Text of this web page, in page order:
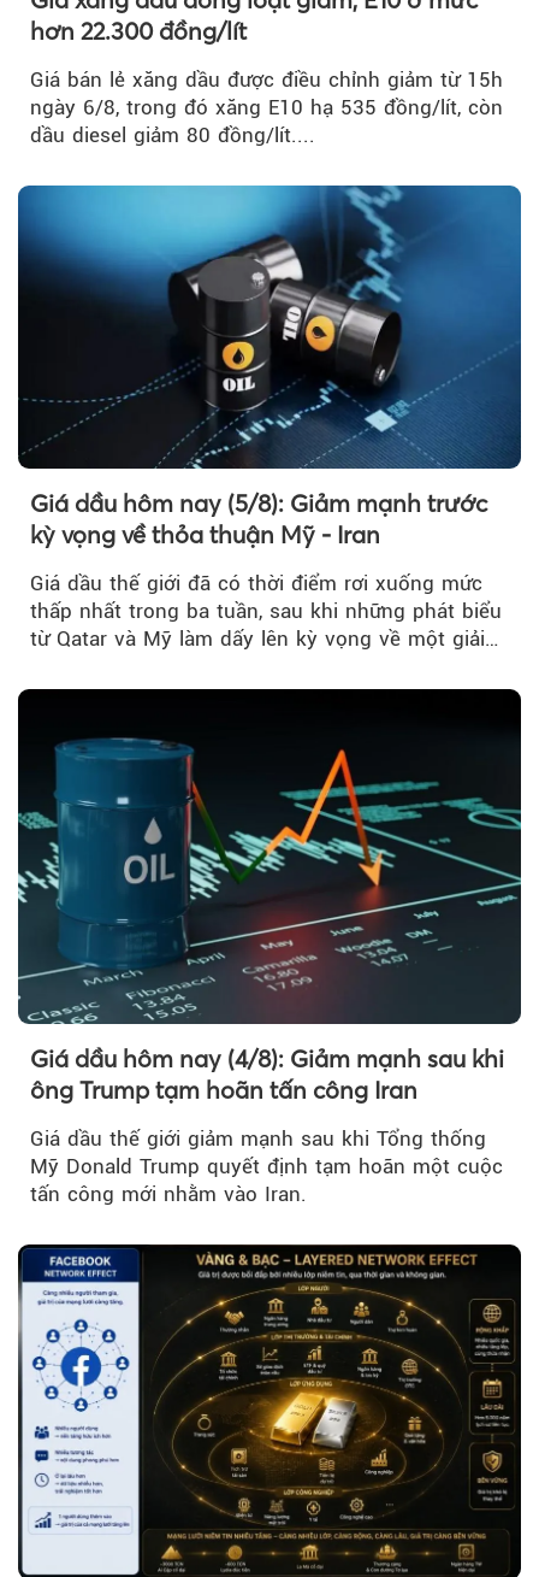
hơn 22.300 đồng/lít
Giá bán lẻ xăng dầu được điều chỉnh giảm từ 15h
ngày 6/8, trong đó xăng E10 hạ 535 đồng/lít, còn
dầu diesel giảm 80 đồng/lít....
Giá dầu hôm nay (5/8): Giảm mạnh trước
kỳ vọng về thỏa thuận Mỹ - Iran
Giá dầu thế giới đã có thời điểm rơi xuống mức
thấp nhất trong ba tuần, sau khi những phát biểu
từ Qatar và Mỹ làm dấy lên kỳ vọng về một giải
Iran.
Giá dầu hôm nay (4/8): Giảm mạnh sau khi
ông Trump tạm hoãn tấn công Iran
Giá dầu thế giới giảm mạnh sau khi Tổng thống
Mỹ Donald Trump quyết định tạm hoãn một cuộc
tấn công mới nhằm vào Iran.